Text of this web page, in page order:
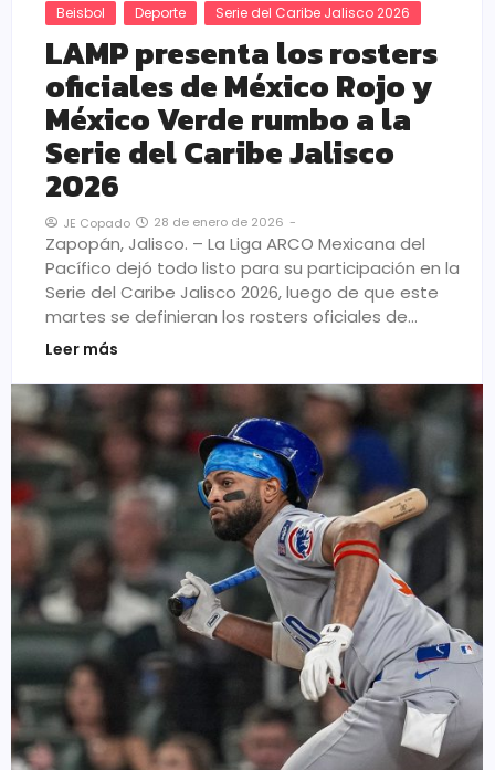
Beisbol Deporte Serie del Caribe Jalisco 2026
LAMP presenta los rosters
oficiales de México Rojo y
México Verde rumbo a la
Serie del Caribe Jalisco
2026
JE Copado 28 de enero de 2026 -
Zapopán, Jalisco. – La Liga ARCO Mexicana del
Pacífico dejó todo listo para su participación en la
Serie del Caribe Jalisco 2026, luego de que este
martes se definieran los rosters oficiales de…
Leer más